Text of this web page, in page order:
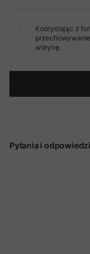
Korzystając z
witrynę.
Pytania i odpowiedzi